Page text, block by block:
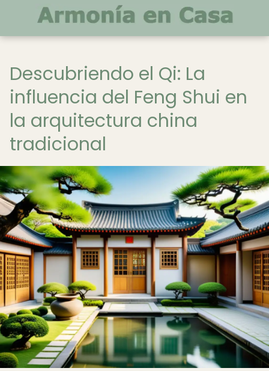
Descubriendo el Qi: La
influencia del Feng Shui en
la arquitectura china
tradicional